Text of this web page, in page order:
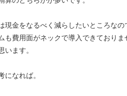
現金をなるべく減らしたいところな
も費用面がネックで導入できており
います。
になれば。